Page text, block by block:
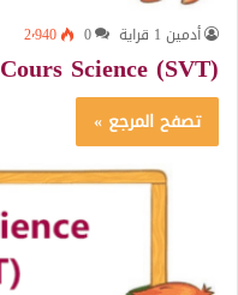
أدمين 1 قراية 0 2٬940
Cours Science (SVT)
تصفح المرجع »